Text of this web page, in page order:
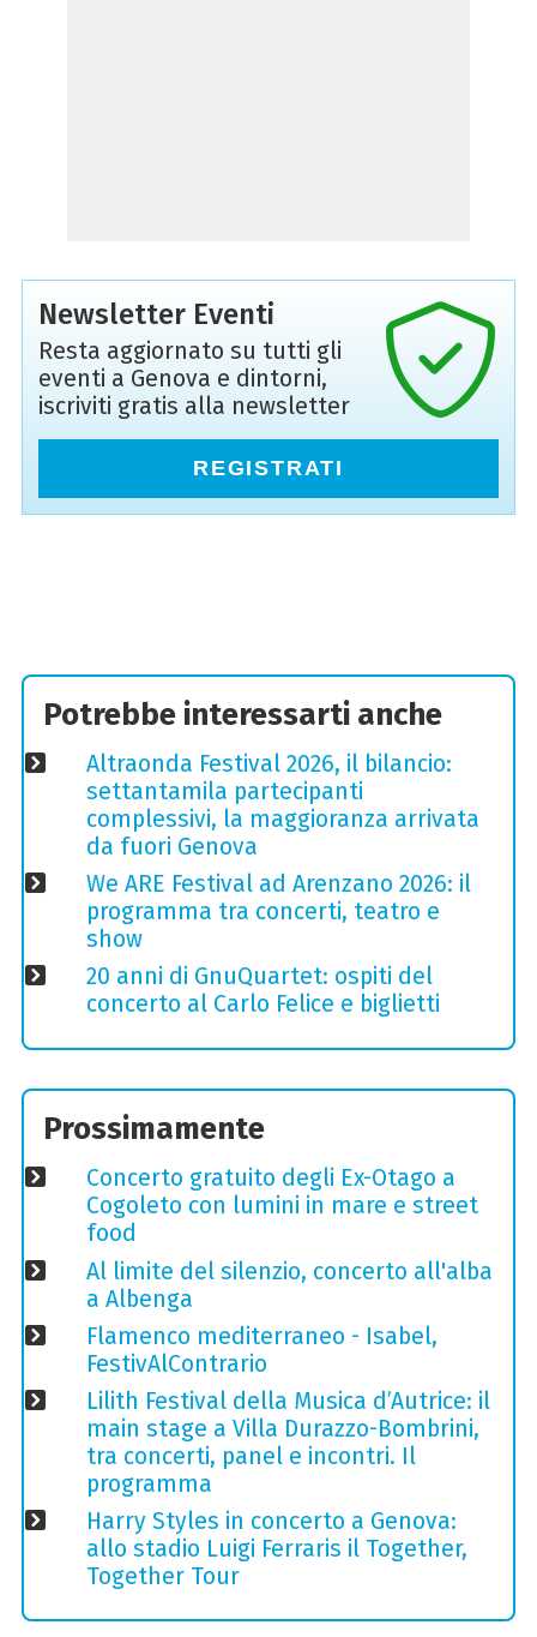
Newsletter Eventi
Resta aggiornato su tutti gli
eventi a Genova e dintorni,
iscriviti gratis alla newsletter
REGISTRATI
Potrebbe interessarti anche
Altraonda Festival 2026, il bilancio:
settantamila partecipanti
complessivi, la maggioranza arrivata
da fuori Genova
We ARE Festival ad Arenzano 2026: il
programma tra concerti, teatro e
show
20 anni di GnuQuartet: ospiti del
concerto al Carlo Felice e biglietti
Prossimamente
Concerto gratuito degli Ex-Otago a
Cogoleto con lumini in mare e street
food
Al limite del silenzio, concerto all'alba
a Albenga
Flamenco mediterraneo - Isabel,
FestivAlContrario
Lilith Festival della Musica d’Autrice: il
main stage a Villa Durazzo-Bombrini,
tra concerti, panel e incontri. Il
programma
Harry Styles in concerto a Genova:
allo stadio Luigi Ferraris il Together,
Together Tour